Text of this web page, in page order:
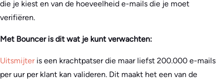
die je kiest en van de hoeveelheid e-mails die je moet
verifiëren.
Met Bouncer is dit wat je kunt verwachten:
Uitsmijter is een krachtpatser die maar liefst 200.000 e-mails
per uur per klant kan valideren. Dit maakt het een van de